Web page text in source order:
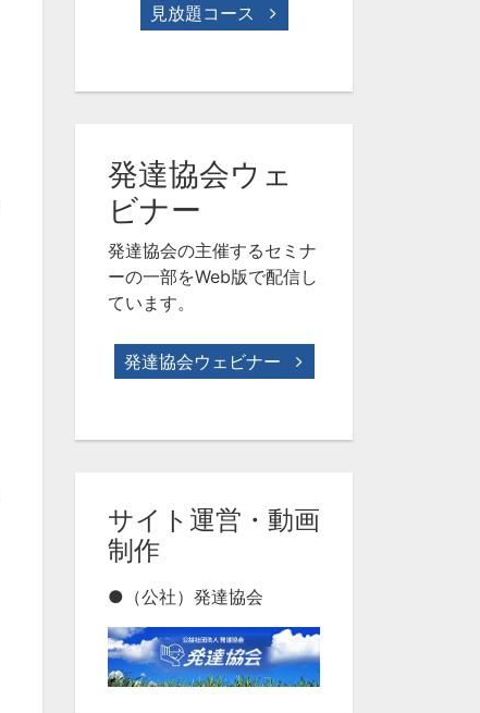
見放題コース
発達協会ウェ
ビナー
発達協会の主催するセミナ
ーの一部をWeb版で配信し
ています。
発達協会ウェビナー
サイト運営・動画
制作
●（公社）発達協会